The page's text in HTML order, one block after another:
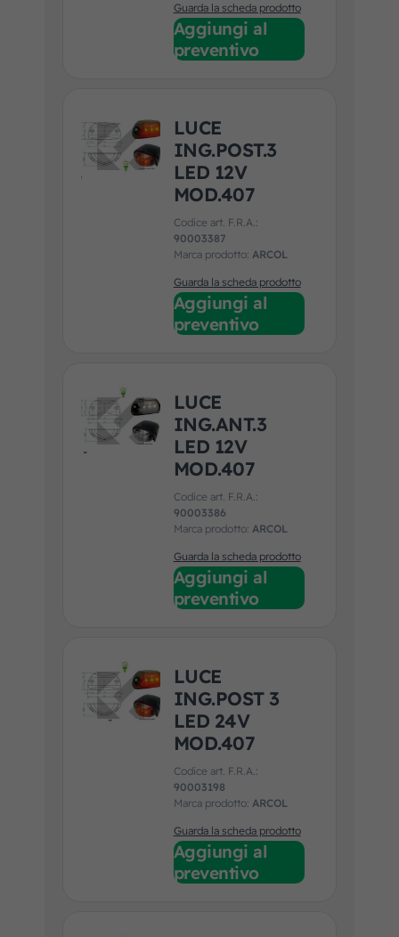
Guarda la scheda prodotto
Aggiungi al
preventivo
LUCE
ING.POST.3
LED 12V
MOD.407
Codice art. F.R.A.:
90003387
Marca prodotto: ARCOL
Guarda la scheda prodotto
Aggiungi al
preventivo
LUCE
ING.ANT.3
LED 12V
MOD.407
Codice art. F.R.A.:
90003386
Marca prodotto: ARCOL
Guarda la scheda prodotto
Aggiungi al
preventivo
LUCE
ING.POST 3
LED 24V
MOD.407
Codice art. F.R.A.:
90003198
Marca prodotto: ARCOL
Guarda la scheda prodotto
Aggiungi al
preventivo